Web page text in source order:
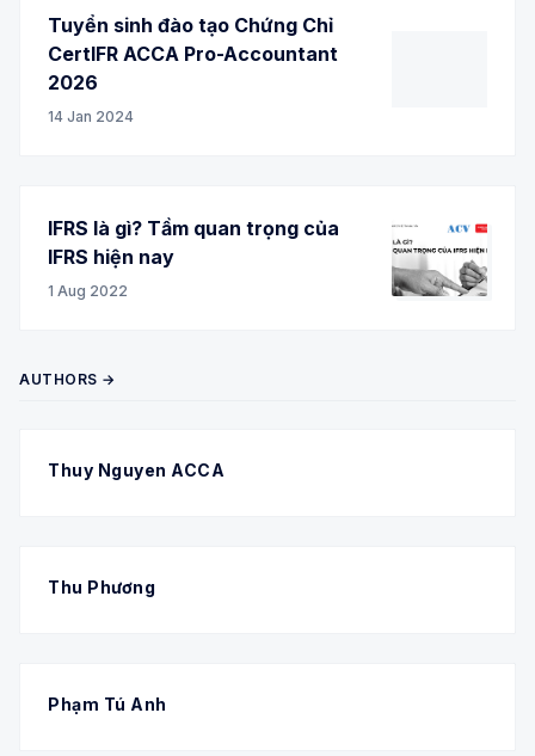
Tuyển sinh đào tạo Chứng Chỉ
CertIFR ACCA Pro-Accountant
2026
14 Jan 2024
IFRS là gì? Tầm quan trọng của
IFRS hiện nay
1 Aug 2022
AUTHORS →
Thuy Nguyen ACCA
Thu Phương
Phạm Tú Anh